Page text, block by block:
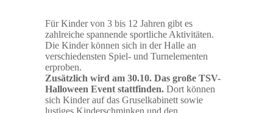
Für Kinder von 3 bis 12 Jahren gibt es
zahlreiche spannende sportliche Aktivitäten.
Die Kinder können sich in der Halle an
verschiedensten Spiel- und Turnelementen
erproben.
Zusätzlich wird am 30.10. Das große TSV-
Halloween Event stattfinden. Dort können
sich Kinder auf das Gruselkabinett sowie
lustiges Kinderschminken und den